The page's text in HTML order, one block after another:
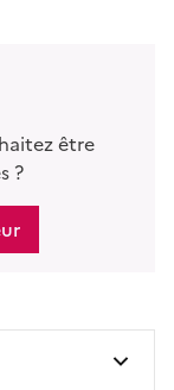
être
?